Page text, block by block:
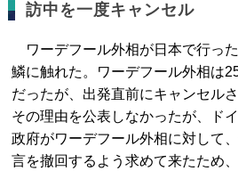
訪中を一度キャンセル
ワーデフール外相が日本で行っ
鱗に触れた。ワーデフール外相は
だったが、出発直前にキャンセル
その理由を公表しなかったが、ド
政府がワーデフール外相に対して
言を撤回するよう求めて来たため